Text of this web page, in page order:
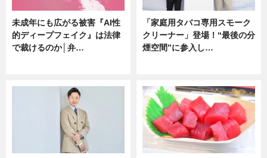
未成年にも広がる被害『AI性
的ディープフェイク』は法律
で裁けるのか│弁…
「家庭用タバコ専用スモーク
クリーナー」登場！“最後の分
煙空間”に参入し…